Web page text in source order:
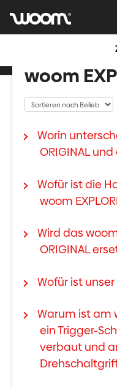
woom
Worin
ORIGINAL
Wofür ist die
woom
Wird das
ORIGINAL
Wofür ist
Warum ist am
ein Trigger-
verbaut und